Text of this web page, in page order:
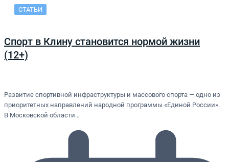
СТАТЬИ
Спорт в Клину становится нормой жизни
(12+)
Развитие спортивной инфраструктуры и массового спорта — одно из
приоритетных направлений народной программы «Единой России».
В Московской области…